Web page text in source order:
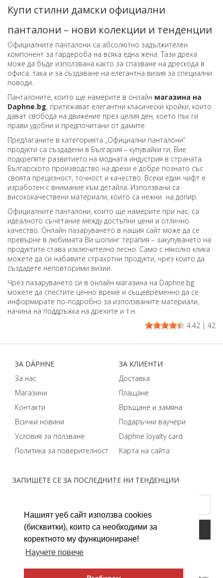
Нашият уеб сайт използва cookies
(бисквитки), които са необходими за
коректното му функциониране!
Научете повече
Купи стилни дамски официални
панталони – нови колекции и тенденции
Официалните панталони са абсолютно задължителен
компонент за гардероба на всяка една жена. Тази дреха
може да бъде използвана както за спазване на дрескода в
офиса, така и за създаване на елегантна визия за специални
поводи.
Панталоните, които ще намерите в онлайн магазина на
Daphne.bg, притежават елегантни класически кройки, които
дават свобода на движение през целия ден, което пък ги
прави удобни и предпочитани от дамите.
Предлаганите в категорията „Официални панталони“
продукти са създадени в България – купувайки ги, Вие
подкрепяте развитието на модната индустрия в страната.
Българското производство на дрехи е добре познато със
своята прецизност, точност и качество. Всеки един чифт е
изработен с внимание към детайла. Използвани са
висококачествени материали, които са нежни на допир.
Официалните панталони, които ще намерите при нас, са
идеалното съчетание между достъпни цени и отлично
качество. Онлайн пазаруването в нашия сайт може да се
превърне в любимата Ви шопинг терапия – закупуването на
продуктите става изключително лесно. Само с няколко клика
можете да си набавите страхотни продукти, чрез които да
създадете неповторими визии.
Чрез пазаруването си в онлайн магазина на Daphne.bg
можете да спестите ценно време и същевременно да се
информирате по-подробно за използваните материали,
начина на поддръжка на дрехите и т.н.
4.42 | 42
ЗАПИШЕТЕ СЕ ЗА ПОСЛЕДНИТЕ НИ ТЕНДЕНЦИИ
ЗA DÁPHNЕ
За нас
Магазини
Контакти
Всички новини
Условия за ползване
Политика за поверителност
ЗA КЛИЕНТИ
Доставка
Плащане
Връщане и замяна
Подаръчни ваучери
Dáphnе loyalty card
Карта на сайта